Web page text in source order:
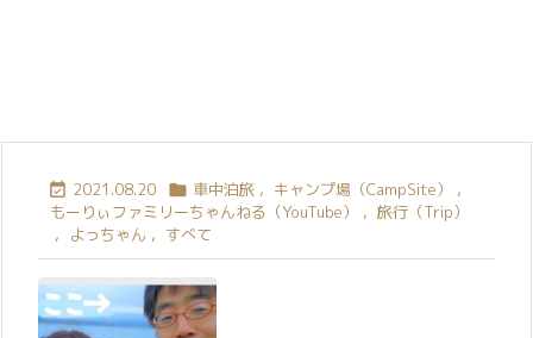
 2021.08.20  車中泊旅 , キャンプ場（CampSite）
,
もーりぃファミリーちゃんねる（YouTube）
, 旅行（Trip）
,
よっちゃん , すべて